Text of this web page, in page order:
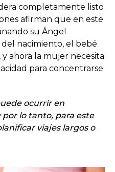
completamente listo
afirman que en este
su Ángel
nacimiento, el bebé
ahora la mujer necesita
para concentrarse
ocurrir en
lo tanto, para este
viajes largos o